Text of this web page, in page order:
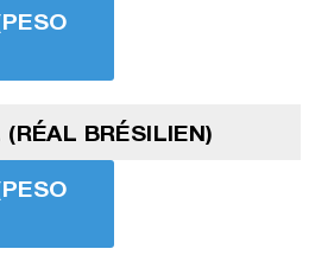
(RÉAL BRÉSILIEN)